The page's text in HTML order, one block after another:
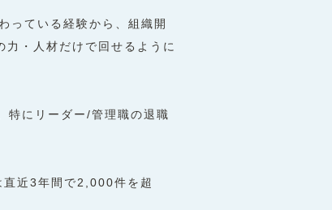
っている経験から、組織開
・⼈材だけで回せるように
特にリーダー/管理職の退職
直近3年間で2,000件を超